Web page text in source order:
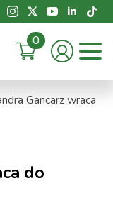
0
Gancarz wraca
do